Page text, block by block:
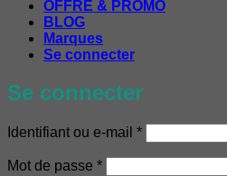
OFFRE & PROMO
BLOG
Marques
Se connecter
Se connecter
Identifiant ou e-mail *Obligatoire
Mot de passe *Obligatoire